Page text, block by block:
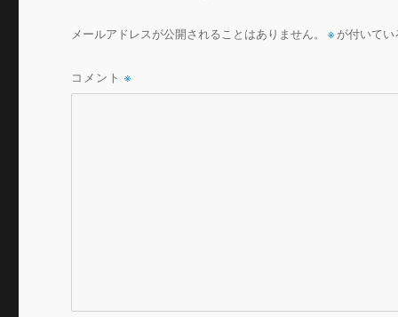
k
メールアドレスが公開されることはありません。 ※ が付いて
コメント※